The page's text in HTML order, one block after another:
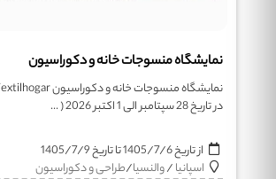
نمایشگاه منسوجات خانه و دکوراسیون
در تاریخ 28 سپتامبر الی 1 اکتبر 2026 ( ...
از تاریخ1405/7/6تا تاریخ1405/7/9
اسپانیا/والنسیا/طراحی و دکوراسیون